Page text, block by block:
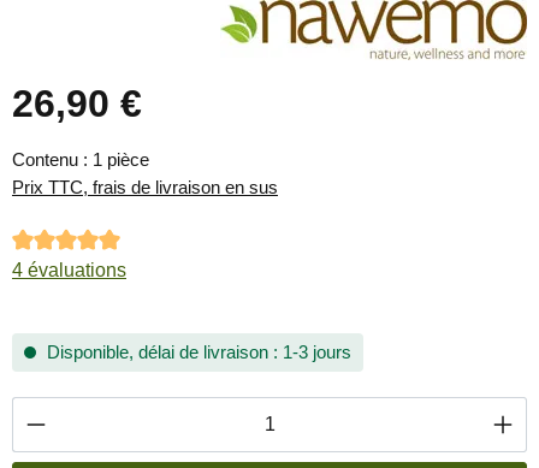
Prix régulier :
26,90 €
Contenu : 1 pièce
Prix TTC, frais de livraison en sus
Note moyenne de 5 sur 5 étoiles
4 évaluations
Disponible, délai de livraison : 1-3 jours
Quantité de produit : Entrez la quantité